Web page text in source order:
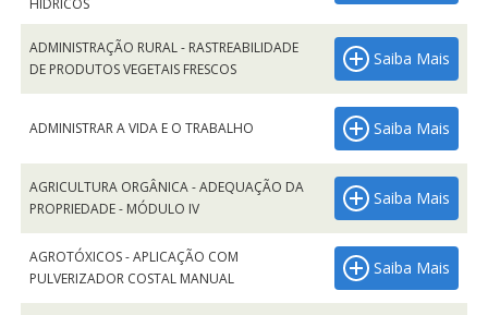
HÍDRICOS
ADMINISTRAÇÃO RURAL - RASTREABILIDADE
DE PRODUTOS VEGETAIS FRESCOS
Saiba Mais
ADMINISTRAR A VIDA E O TRABALHO Saiba Mais
AGRICULTURA ORGÂNICA - ADEQUAÇÃO DA
PROPRIEDADE - MÓDULO IV
Saiba Mais
AGROTÓXICOS - APLICAÇÃO COM
PULVERIZADOR COSTAL MANUAL
Saiba Mais